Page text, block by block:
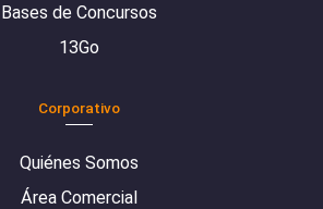
Bases de Concursos
13Go
Corporativo
Quiénes Somos
Área Comercial